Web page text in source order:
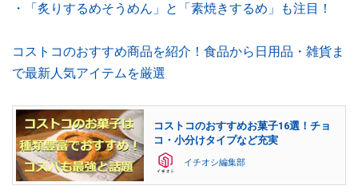
・「炙りするめそうめん」と「素焼きするめ」も注目！
コストコのおすすめ商品を紹介！食品から日用品・雑貨ま
で最新人気アイテムを厳選
コストコのおすすめお菓子16選！チョ
コ・小分けタイプなど充実
イチオシ編集部